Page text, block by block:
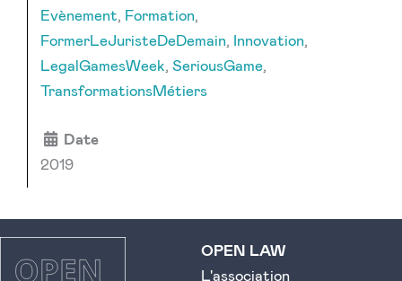
Evènement, Formation,
FormerLeJuristeDeDemain, Innovation,
LegalGamesWeek, SeriousGame,
TransformationsMétiers
Date
2019
OPEN LAW
L'association